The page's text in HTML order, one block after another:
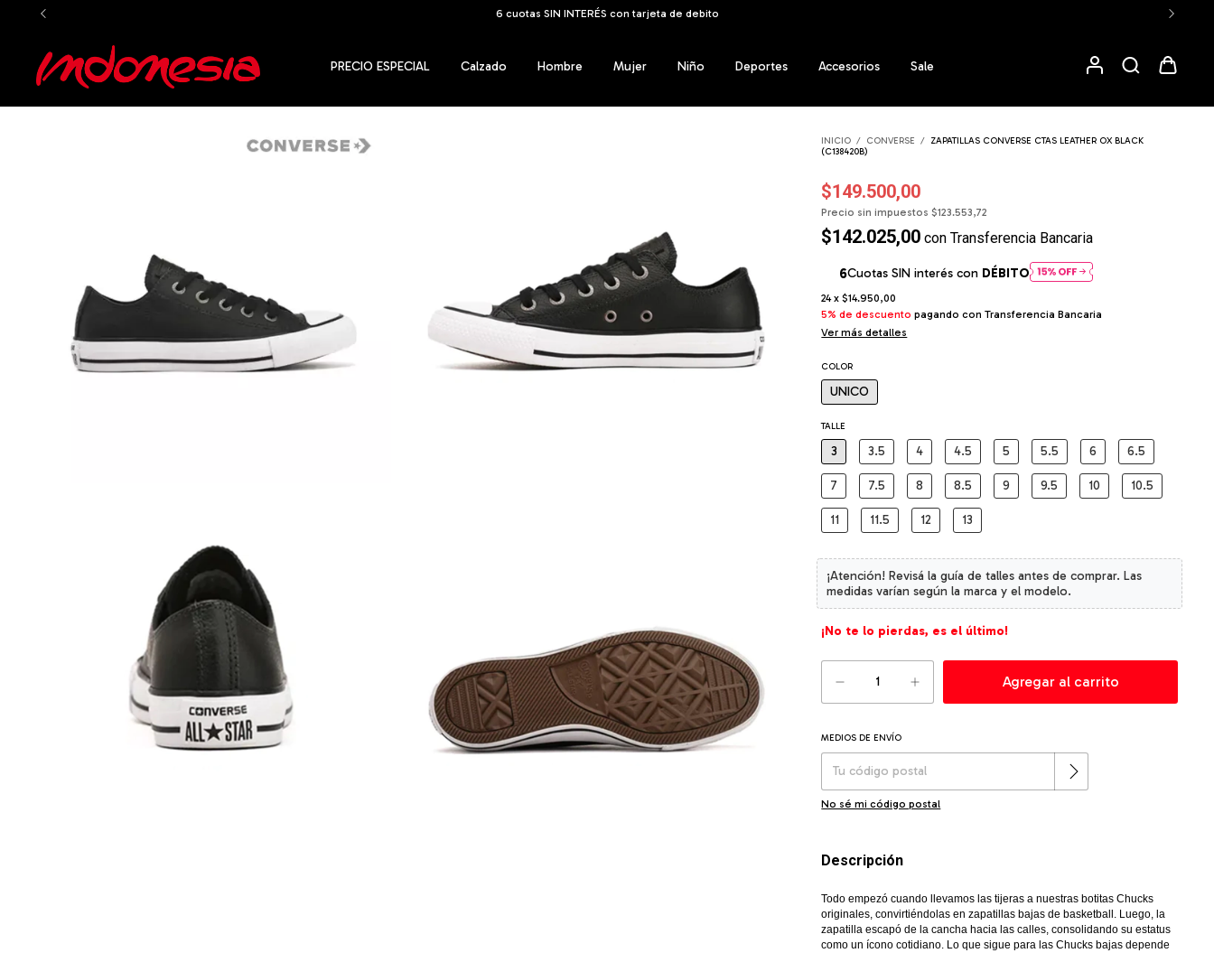
ENVÍOS GRATIS A TODO EL PAÍS a partir de los $159.999
PRECIO ESPECIAL Calzado Hombre Mujer Niño Deportes Accesorios Sale
INICIO / CONVERSE / ZAPATILLAS CONVERSE CTAS LEATHER OX BLACK
(C138420B)
$149.500,00
Precio sin impuestos$123.553,72
$142.025,00 con Transferencia Bancaria
Cuotas SIN interés con DÉBITO
24 x$14.950,00
5% de descuento pagando con Transferencia Bancaria
Ver más detalles
COLOR
UNICO
TALLE
3 3.5 4 4.5 5 5.5 6 6.5
7 7.5 8 8.5 9 9.5 10 10.5
11 11.5 12 13
¡No te lo pierdas, es el último!
Entregas para el CP:
MEDIOS DE ENVÍO
No sé mi código postal
Descripción
Todo empezó cuando llevamos las tijeras a nuestras botitas Chucks
originales, convirtiéndolas en zapatillas bajas de basketball. Luego, la
zapatilla escapó de la cancha hacia las calles, consolidando su estatus
como un ícono cotidiano. Lo que sigue para las Chucks bajas depende